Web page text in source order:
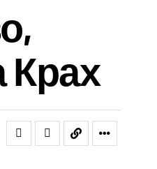
Крах